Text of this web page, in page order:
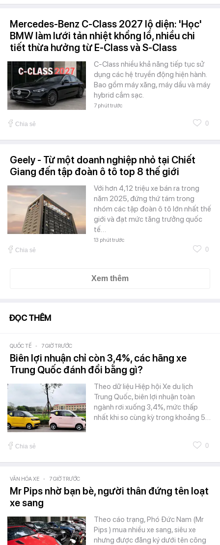
Mercedes-Benz C-Class 2027 lộ diện: 'Học'
BMW làm lưới tản nhiệt khổng lồ, nhiều chi
tiết thừa hưởng từ E-Class và S-Class
C-Class nhiều khả năng tiếp tục sử
dụng các hệ truyền động hiện hành.
Bao gồm máy xăng, máy dầu và máy
hybrid cắm sạc.
7 phút trước
Chia sẻ 0
Geely - Từ một doanh nghiệp nhỏ tại Chiết
Giang đến tập đoàn ô tô top 8 thế giới
Với hơn 4,12 triệu xe bán ra trong
năm 2025, đứng thứ tám trong
nhóm các tập đoàn ô tô lớn nhất thế
giới và đạt mức tăng trưởng quốc
tế…
13 phút trước
Chia sẻ 0
Xem thêm
ĐỌC THÊM
QUỐC TẾ - 7 GIỜ TRƯỚC
Biên lợi nhuận chỉ còn 3,4%, các hãng xe
Trung Quốc đánh đổi bằng gì?
Theo dữ liệu Hiệp hội Xe du lịch
Trung Quốc, biên lợi nhuận toàn
ngành rơi xuống 3,4%, mức thấp
nhất khi so cùng kỳ trong khoảng 5…
Chia sẻ 0
VĂN HÓA XE - 7 GIỜ TRƯỚC
Mr Pips nhờ bạn bè, người thân đứng tên loạt
xe sang
Theo cáo trạng, Phó Đức Nam (Mr
Pips ) mua nhiều xe sang, siêu xe
nhưng được đăng ký dưới tên công